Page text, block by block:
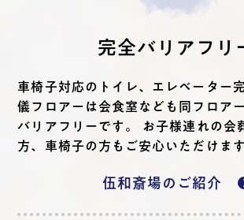
完全バリアフリ
車椅子対応のトイレ、エレベーター
儀フロアーは会食室なども同フロア
バリアフリーです。 お子様連れの会
方、車椅子の方もご安心いただけます
伍和斎場のご紹介